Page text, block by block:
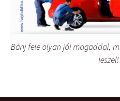
Bánj fele olyan jól magaddal,
leszel!